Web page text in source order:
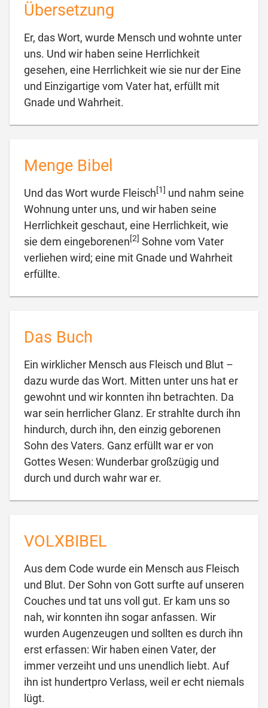
Übersetzung
Er, das Wort, wurde Mensch und wohnte unter
uns. Und wir haben seine Herrlichkeit
gesehen, eine Herrlichkeit wie sie nur der Eine
und Einzigartige vom Vater hat, erfüllt mit
Gnade und Wahrheit.
Menge Bibel
Und das Wort wurde Fleisch[1] und nahm seine
Wohnung unter uns, und wir haben seine
Herrlichkeit geschaut, eine Herrlichkeit, wie
sie dem eingeborenen[2] Sohne vom Vater
verliehen wird; eine mit Gnade und Wahrheit
erfüllte.
Das Buch
Ein wirklicher Mensch aus Fleisch und Blut –
dazu wurde das Wort. Mitten unter uns hat er
gewohnt und wir konnten ihn betrachten. Da
war sein herrlicher Glanz. Er strahlte durch ihn
hindurch, durch ihn, den einzig geborenen
Sohn des Vaters. Ganz erfüllt war er von
Gottes Wesen: Wunderbar großzügig und
durch und durch wahr war er.
VOLXBIBEL
Aus dem Code wurde ein Mensch aus Fleisch
und Blut. Der Sohn von Gott surfte auf unseren
Couches und tat uns voll gut. Er kam uns so
nah, wir konnten ihn sogar anfassen. Wir
wurden Augenzeugen und sollten es durch ihn
erst erfassen: Wir haben einen Vater, der
immer verzeiht und uns unendlich liebt. Auf
ihn ist hundertpro Verlass, weil er echt niemals
lügt.